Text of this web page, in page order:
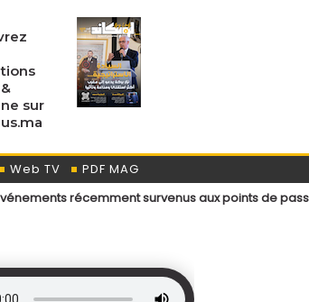
sur
Web TV
PDF MAG
survenus aux points de passage menant